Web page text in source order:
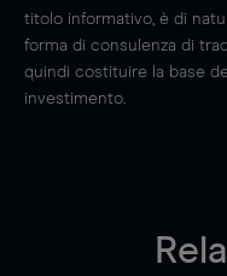
titolo informativo, è di
forma di consulenza di
quindi costituire la base
investimento.